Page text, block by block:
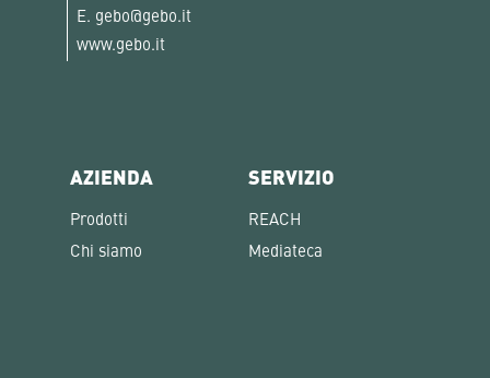
E. gebo@gebo.it
www.gebo.it
AZIENDA
Prodotti
Chi siamo
SERVIZIO
REACH
Mediateca